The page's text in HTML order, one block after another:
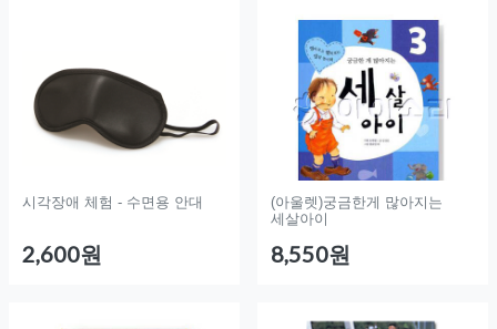
시각장애 체험 - 수면용 안대
2,600원
(아울렛)궁금한게 많아지는
세살아이
8,550원